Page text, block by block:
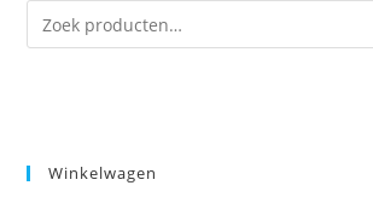
Winkelwagen